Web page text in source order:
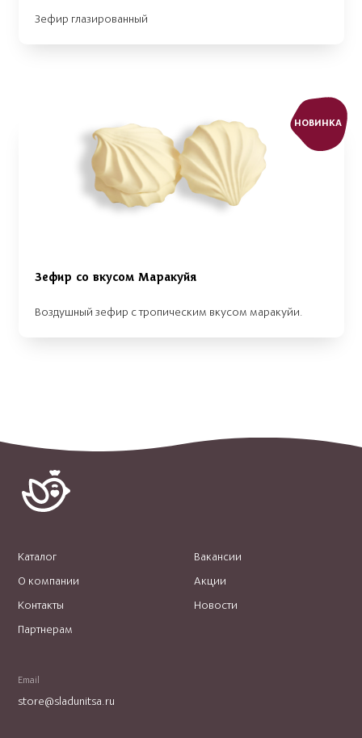
Зефир глазированный
НОВИНКА
Зефир со вкусом Маракуйя
Воздушный зефир с тропическим вкусом маракуйи.
Каталог
О компании
Контакты
Партнерам
Вакансии
Акции
Новости
Email
store@sladunitsa.ru